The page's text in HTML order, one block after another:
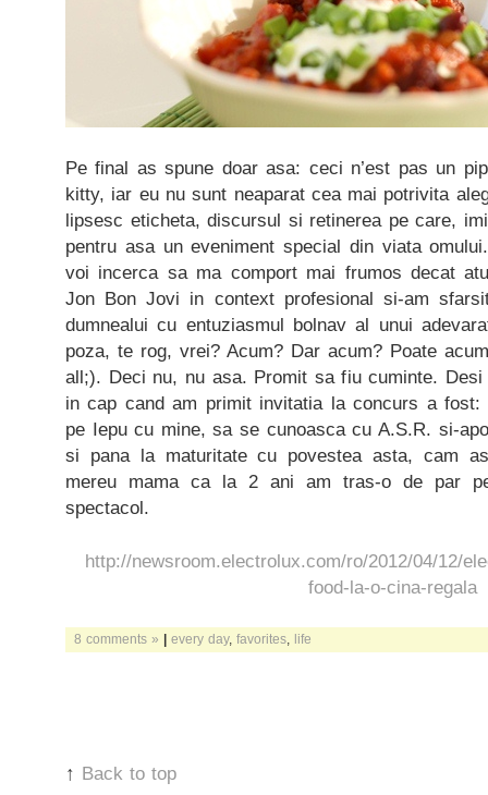
Pe final as spune doar asa: ceci n’est pas un
kitty, iar eu nu sunt neaparat cea mai potrivita
lipsesc eticheta, discursul si retinerea pe care,
pentru asa un eveniment special din viata
voi incerca sa ma comport mai frumos decat
Jon Bon Jovi in context profesional si-am
dumnealui cu entuziasmul bolnav al unui
poza, te rog, vrei? Acum? Dar acum? Poate
all;). Deci nu, nu asa. Promit sa fiu cuminte.
in cap cand am primit invitatia la concurs a
pe Iepu cu mine, sa se cunoasca cu A.S.R. si-
si pana la maturitate cu povestea asta, cam
mereu mama ca la 2 ani am tras-o de par
spectacol.
http://newsroom.electrolux.com/ro/2012/04/12/
food-la-o-cina-regala
8 comments » | every day, favorites life
↑ Back to top